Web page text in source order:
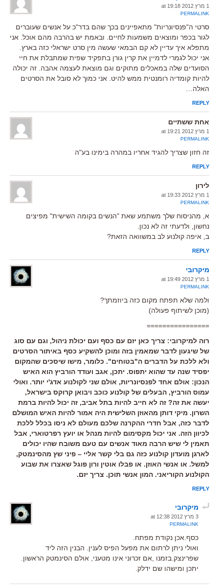
1 מרץ 2012 at 19:18
PERMALINK
סרטי ה"פנסיונריות" מתאפיינים בכך שהם בדר"כ על אנשים שעוברים
לגור בכפר ומוצאים משמעות לחיים. ובאמת יש בהרבה מהם אוכל. אני
מתפלא איך עדיין לא קם הבמאי שעשה מין סרט ישראלי כזה בארץ.
אני יכול לגמרי לדמיין את קרין גורן בתפקיד שפית שמתבלת את חיי
הסועדים שלה במאכלים מתוקים וגם מוצאת לעצמה אהבה. זה יכולה
להיות קומדיה רומנטית ממש להיט. אני כמוך לא סובל את הסרטים
האלה…
REPLY
אחת ששתיים
1 מרץ 2012 at 19:21
PERMALINK
זה חזון שצריך להגיד אחריו במהרה בימינו בע"ה
REPLY
לירון
1 מרץ 2012 at 19:33
PERMALINK
א, מהניסוח שלך משתמע שאת "הנשים בקומה השישית" מפיצים
נחשון, ולדעתי זה לא נכון.
ב, איפה קולנוע לב במשוואה הזאת?
REPLY
מיקרובי
1 מרץ 2012 at 19:49
PERMALINK
ולמה שלא תפתח מקום כזה ביוזמתך?
(מוכן לשיתוף פעולה)
================
רוה למיקרובי: צריך כאן יזם עם כסף ועם יכולת ניהול, וגם עם סוג
של שיגעון לדבר שמאמין בזה ומוכן להשקיע כסף באיתור הסרטים
ולא ללכת על הדברים ה"בטוחים". כלומר, מישו שיסכים שהמקום
יפסיד שנה עד שהוא יתפוס. יתכן, אגב ועודד הורביץ הוא האיש
הנכון: אולם אחד לפנסיונריות, אולם שני לקולנוע אדג'י יותר. ואולי
עמוס הורביץ, הבעלים של קולנוע כוכב ויבואן קרוקס בישראל,
יעשה את זה? זה לא חייב להיות בתל אביב, זה יכול להיות ברמת
השרון. מיקי דותן מהאוזן השלישית היה אמור להיות האיש המושלם
לדבר כזה, אבל חדרי ההקרנה שלכם מעולם לא ניסו בכלל ללכת
לכיוון הזה. אני יכול מקסימום להיות מנהל או יועץ רפרטוארי, אבל
תאמין לי שיש הרבה מאוד אנשים עם טעם משובח שהיו יכולים
לארגן מועדון קולנוע כזה גם בלי קשר אליי – פיני שץ מהסינמטק,
למשל. או אנשי האוזן. או פבלו אוטין ורון פוגל שאצרו את שבוע
הקולנוע הקוריאני. המון אנשי תוכן. צריך יזם.
REPLY
מיקרובי
3 מרץ 2012 at 12:38
PERMALINK
כסף.אכן נקודת מפתח.
ואולי ניתן לרתום את מפעל הפיס לענין. הבנין הזה ליד
שפרינצק.בזמנו ,אם זכרוני אינו מטעני, אולם הסינמטק הראשון.
יתכן ומישהו שם ידלק.